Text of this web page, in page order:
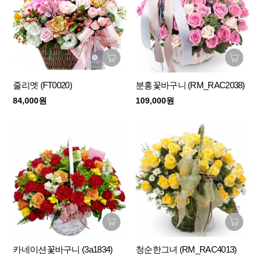
줄리엣 (FT0020)
84,000원
분홍꽃바구니 (RM_RAC2038)
109,000원
카네이션꽃바구니 (3a1834) 청순한그녀 (RM_RAC4013)